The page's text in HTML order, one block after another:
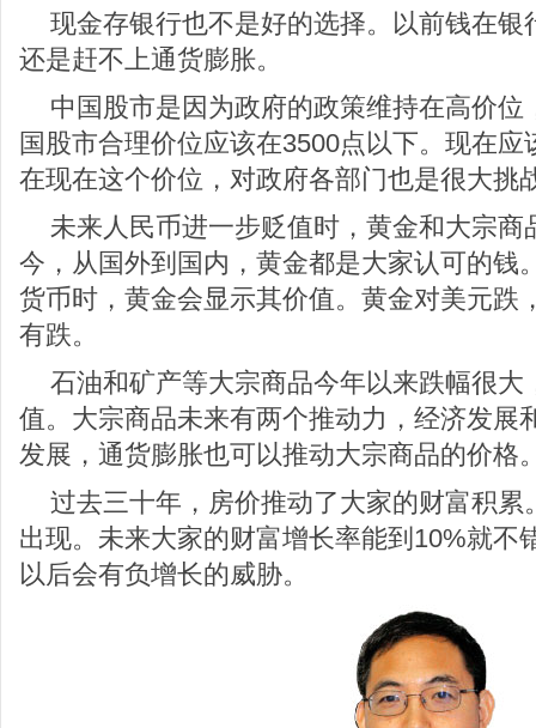
现金存银行也不是好的选择。以前钱在
还是赶不上通货膨胀。
中国股市是因为政府的政策维持在高价
国股市合理价位应该在3500点以下。现在
在现在这个价位，对政府各部门也是很大挑
未来人民币进一步贬值时，黄金和大宗
今，从国外到国内，黄金都是大家认可的钱
货币时，黄金会显示其价值。黄金对美元跌
有跌。
石油和矿产等大宗商品今年以来跌幅很
值。大宗商品未来有两个推动力，经济发展
发展，通货膨胀也可以推动大宗商品的价格
过去三十年，房价推动了大家的财富积
出现。未来大家的财富增长率能到10%就不
以后会有负增长的威胁。